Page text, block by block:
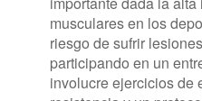
musculares en los
riesgo de sufrir
participando en un
involucre ejercicios de